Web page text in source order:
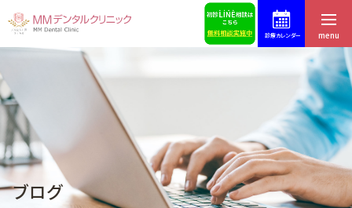
診療カレンダー menu
ブログ
ホーム
はじめての方へ
医院紹介・アクセス
スタッフ募集
予約・お問合せ